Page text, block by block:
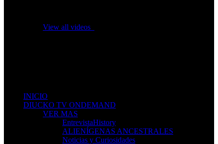
View all videos
INICIO
DIUCKO TV ONDEMAND
VER MAS
EntrevistaHistory
ALIENÍGENAS ANCESTRALES
Noticias y Curiosidades